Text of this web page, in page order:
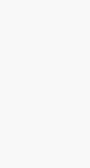
“人道危
西班牙